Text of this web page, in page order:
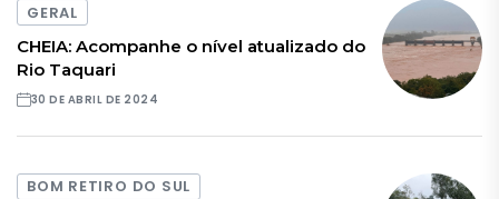
GERAL
CHEIA: Acompanhe o nível atualizado do
Rio Taquari
30 DE ABRIL DE 2024
BOM RETIRO DO SUL